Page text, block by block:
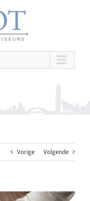
Vorige Volgende